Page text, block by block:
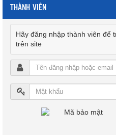
THÀNH VIÊN
Hãy đăng nhập thành viên để
trên site